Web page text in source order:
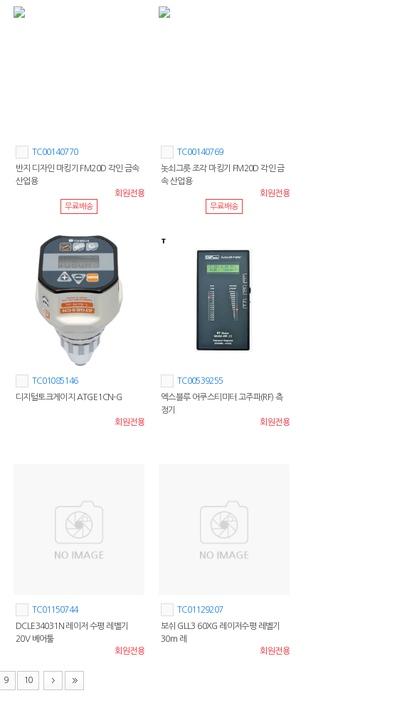
TC00140770
반지 디자인 마킹기 FM20D 각인 금속
산업용
회원전용
무료배송
TC00140769
놋쇠그릇 조각 마킹기 FM20D 각인 금
속 산업용
회원전용
무료배송
TC01085146
디지털토크게이지 ATGE1CN-G
회원전용
TC00539255
엑스블루 어쿠스티미터 고주파(RF) 측
정기
회원전용
TC01150744
DCLE34031N 레이저 수평 레벨기
20V 베어툴
회원전용
TC01129207
보쉬 GLL3 60XG 레이저수평 레벨기
30m 레
회원전용
9 10